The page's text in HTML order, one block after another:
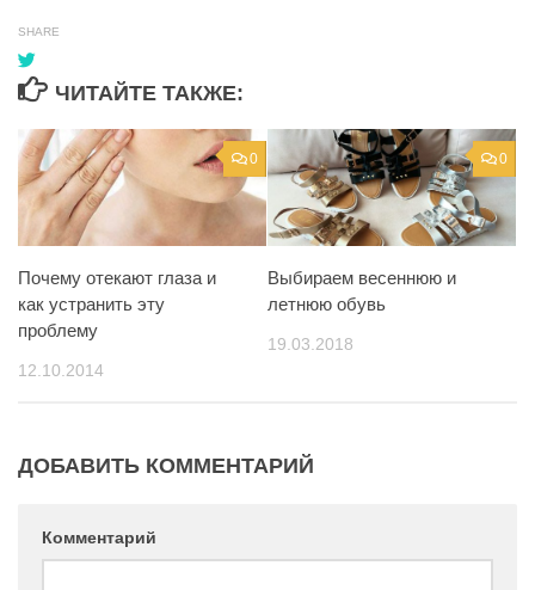
SHARE
ЧИТАЙТЕ ТАКЖЕ:
0
Почему отекают глаза и
как устранить эту
проблему
12.10.2014
0
Выбираем весеннюю и
летнюю обувь
19.03.2018
ДОБАВИТЬ КОММЕНТАРИЙ
Комментарий